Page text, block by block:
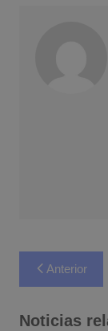
de
entradas
Anterior
Noticias